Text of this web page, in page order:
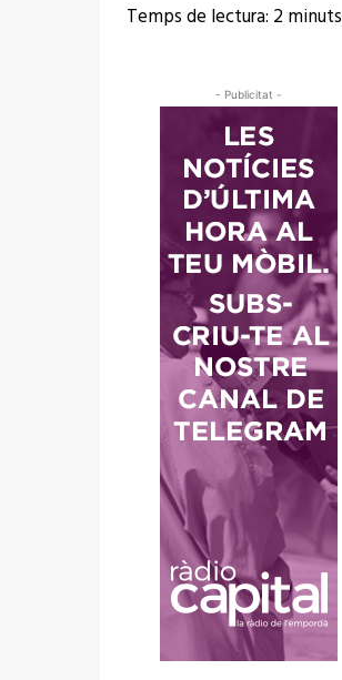
Temps de lectura: 2minuts
- Publicitat -